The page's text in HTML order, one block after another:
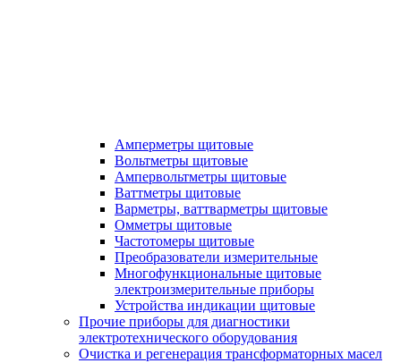
Амперметры щитовые
Вольтметры щитовые
Ампервольтметры щитовые
Ваттметры щитовые
Варметры, ваттварметры щитовые
Омметры щитовые
Частотомеры щитовые
Преобразователи измерительные
Многофункциональные щитовые
электроизмерительные приборы
Устройства индикации щитовые
Прочие приборы для диагностики
электротехнического оборудования
Очистка и регенерация трансформаторных масел